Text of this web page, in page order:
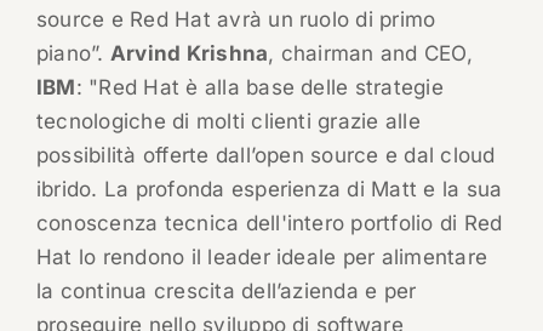
source e Red Hat avrà un ruolo di primo
piano”. Arvind Krishna, chairman and CEO,
IBM: "Red Hat è alla base delle strategie
tecnologiche di molti clienti grazie alle
possibilità offerte dall’open source e dal cloud
ibrido. La profonda esperienza di Matt e la sua
conoscenza tecnica dell'intero portfolio di Red
Hat lo rendono il leader ideale per alimentare
la continua crescita dell’azienda e per
proseguire nello sviluppo di software